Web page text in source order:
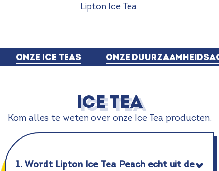
Lipton Ice Tea.
ONZE ICE TEAS ONZE
ICE TEA
Kom alles te weten over onze Ice Tea producten.
1. Wordt Lipton Ice Tea Peach echt uit de